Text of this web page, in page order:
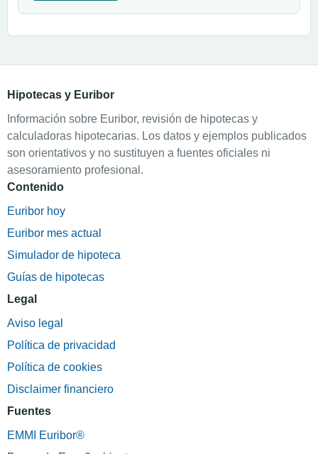
Hipotecas y Euribor
Información sobre Euribor, revisión de hipotecas y
calculadoras hipotecarias. Los datos y ejemplos publicados
son orientativos y no sustituyen a fuentes oficiales ni
asesoramiento profesional.
Contenido
Euribor hoy
Euribor mes actual
Simulador de hipoteca
Guías de hipotecas
Legal
Aviso legal
Política de privacidad
Política de cookies
Disclaimer financiero
Fuentes
EMMI Euribor®